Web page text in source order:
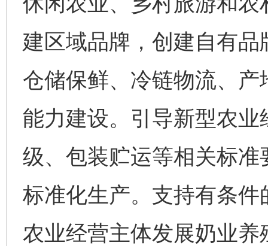
建区域品牌，创建自有
仓储保鲜、冷链物流、
能力建设。引导新型农
级、包装贮运等相关标
标准化生产。支持有条
农业经营主体发展奶业